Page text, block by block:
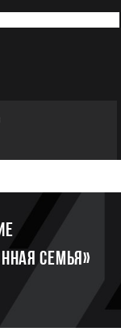
семья»